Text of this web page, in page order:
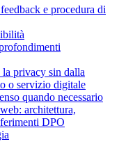
e procedura di
la privacy sin dalla
o servizio digitale
quando necessario
architettura,
DPO